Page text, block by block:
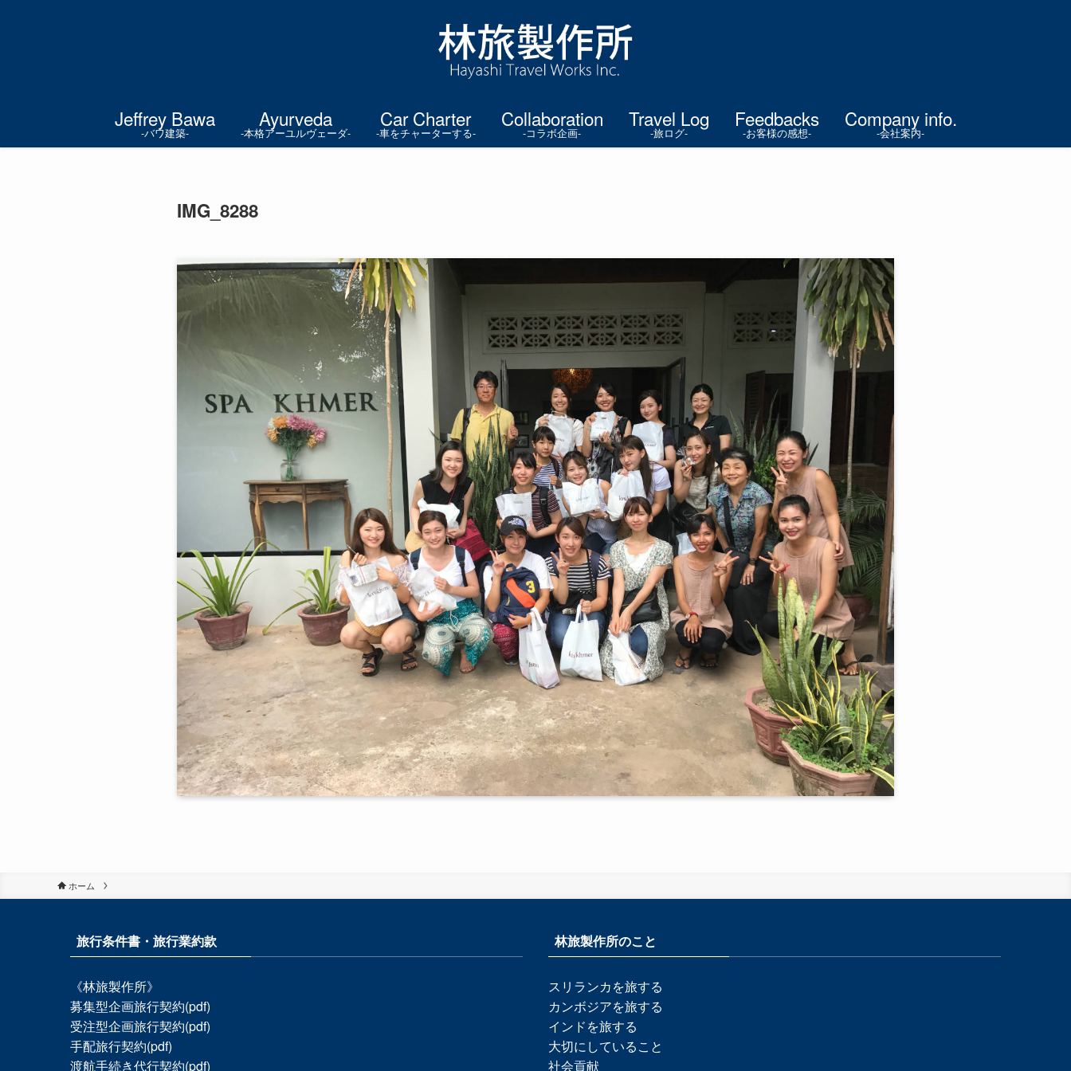
Jeffrey Bawa
-バワ建築-
Ayurveda
-本格アーユルヴェーダ-
Car Charter
-車をチャーターする-
Collaboration
-コラボ企画-
Travel Log
-旅ログ-
Feedbacks
-お客様の感想-
Company info.
-会社案内-
IMG_8288
ホーム
旅行条件書・旅行業約款
《林旅製作所》
募集型企画旅行契約(pdf)
受注型企画旅行契約(pdf)
手配旅行契約(pdf)
渡航手続き代行契約(pdf)
林旅製作所のこと
スリランカを旅する
カンボジアを旅する
インドを旅する
大切にしていること
社会貢献